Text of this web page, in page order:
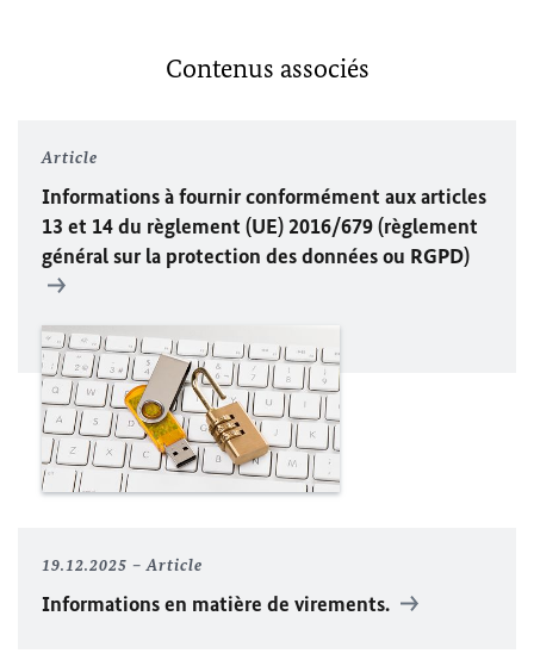
Contenus associés
Article
Informations à fournir conformément aux articles
13 et 14 du règlement (UE) 2016/679 (règlement
général sur la protection des données ou RGPD)
19.12.2025 Article
Informations en matière de virements.